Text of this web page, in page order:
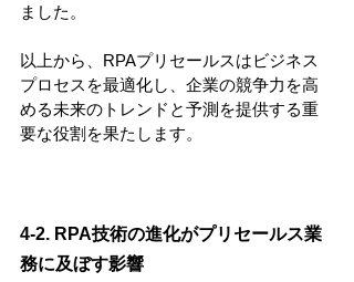
ました。
以上から、RPAプリセールスはビジネス
プロセスを最適化し、企業の競争力を高
める未来のトレンドと予測を提供する重
要な役割を果たします。
4-2. RPA技術の進化がプリセールス業
務に及ぼす影響